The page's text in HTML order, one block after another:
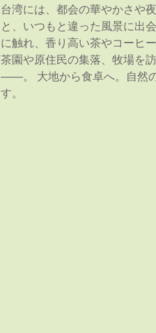
台湾には、都会の華やかさや
と、いつもと違った風景に出
に触れ、香り高い茶やコーヒ
茶園や原住民の集落、牧場を
――。 大地から食卓へ。自然
す。